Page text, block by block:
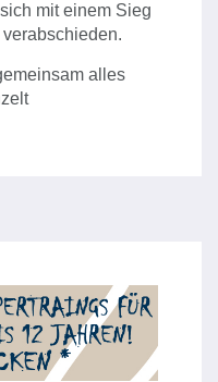
mit einem Sieg
alles